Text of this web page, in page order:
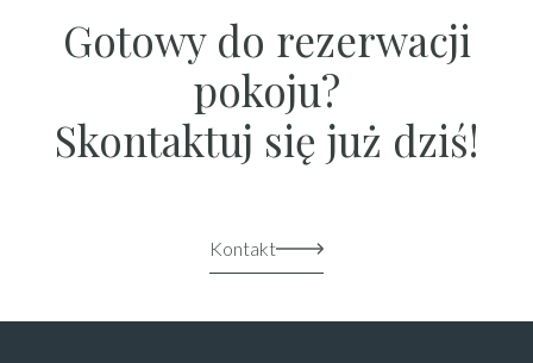
Gotowy do rezerwacji
pokoju?
Skontaktuj się już dziś!
Kontakt